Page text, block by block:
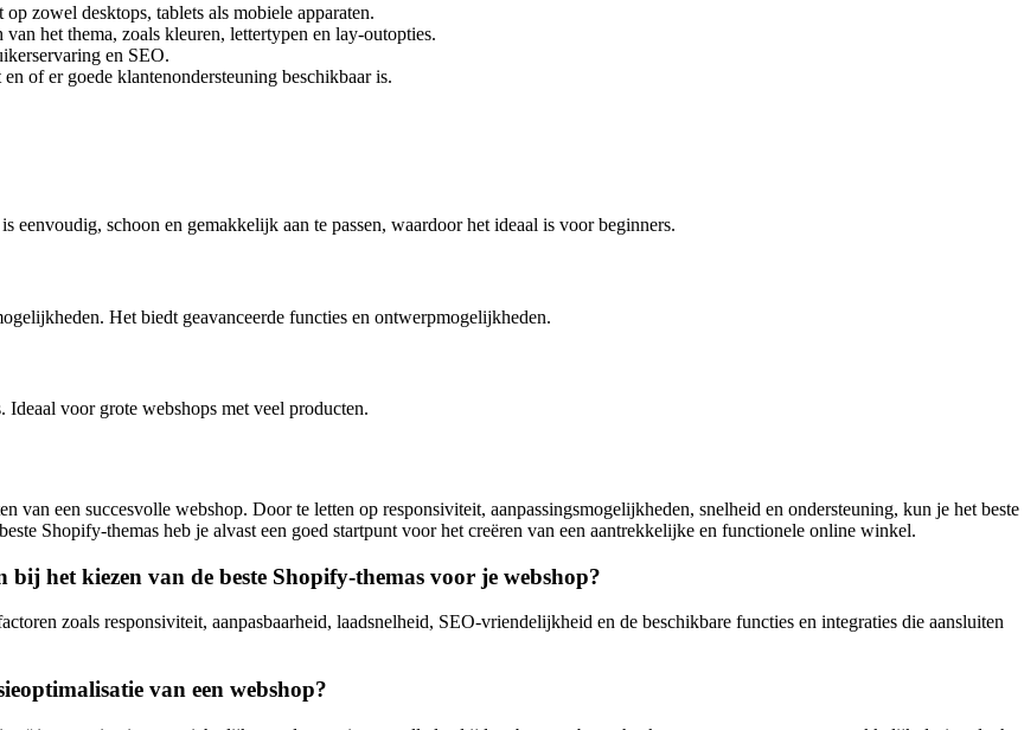
zowel desktops, tablets als mobiele apparaten.
het thema, zoals kleuren, lettertypen en lay-outopties.
en SEO.
of er goede klantenondersteuning beschikbaar is.
schoon en gemakkelijk aan te passen, waardoor het ideaal is voor beginners.
Het biedt geavanceerde functies en ontwerpmogelijkheden.
Ideaal voor grote webshops met veel producten.
van een succesvolle webshop. Door te letten op responsiviteit, aanpassingsmogelijkheden, snelheid en ondersteuning, kun je het beste
Shopify-themas heb je alvast een goed startpunt voor het creëren van een aantrekkelijke en functionele online winkel.
het kiezen van de beste Shopify-themas voor je webshop?
zoals responsiviteit, aanpasbaarheid, laadsnelheid, SEO-vriendelijkheid en de beschikbare functies en integraties die aansluiten
van een webshop?